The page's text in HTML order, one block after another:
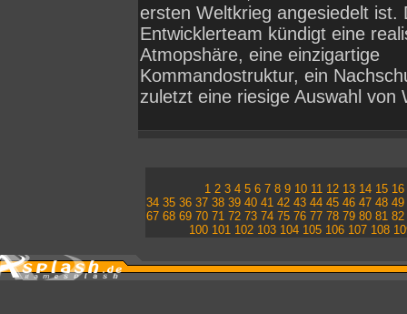
ersten Weltkrieg angesiedelt ist.
Entwicklerteam kündigt eine
Atmopshäre, eine einzigartige
Kommandostruktur, ein
zuletzt eine riesige Auswahl von
1 2 3 4 5 6 7 8 9 10 11 12 13 14 15 16
34 35 36 37 38 39 40 41 42 43 44 45 46 47 48 49
67 68 69 70 71 72 73 74 75 76 77 78 79 80 81 82
100 101 102 103 104 105 106 107 108